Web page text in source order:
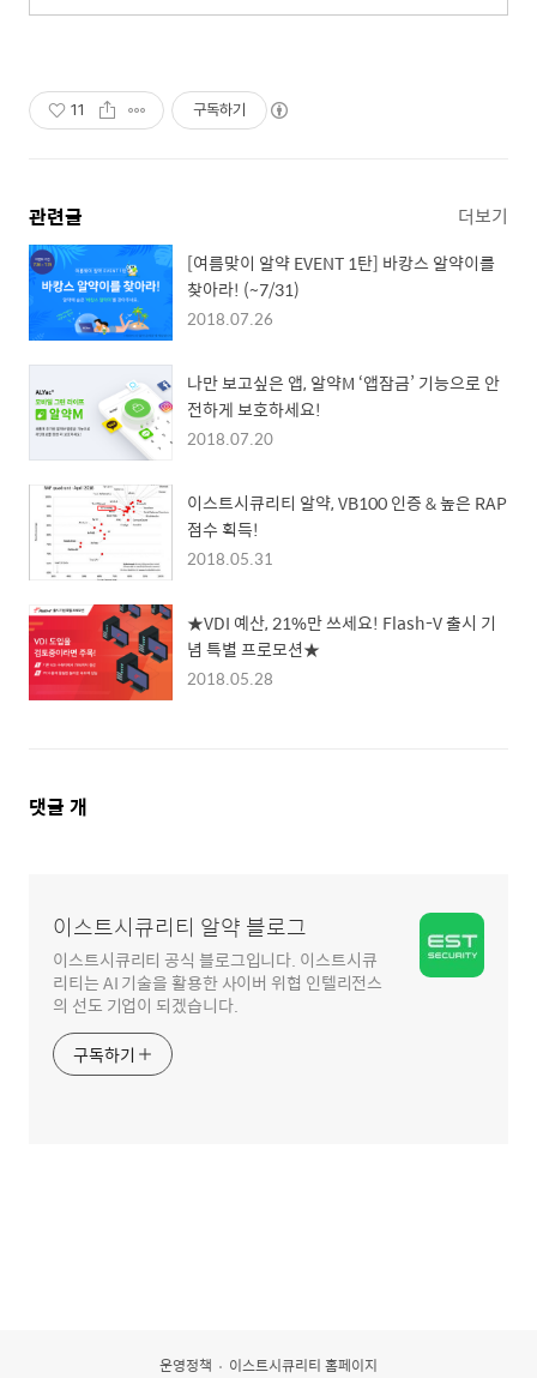
11 구독하기
관련글 더보기
[여름맞이 알약 EVENT 1탄] 바캉스 알약이를
찾아라! (~7/31)
2018.07.26
나만 보고싶은 앱, 알약M ‘앱잠금’ 기능으로 안
전하게 보호하세요!
2018.07.20
이스트시큐리티 알약, VB100 인증 & 높은 RAP
점수 획득!
2018.05.31
★VDI 예산, 21%만 쓰세요! Flash-V 출시 기
념 특별 프로모션★
2018.05.28
댓
댓글 개
이스트시큐리티 알약 블로그
이스트시큐리티 공식 블로그입니다. 이스트시큐
리티는 AI 기술을 활용한 사이버 위협 인텔리전스
의 선도 기업이 되겠습니다.
구독하기
운영정책 이스트시큐리티 홈페이지